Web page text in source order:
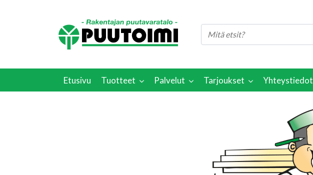
Etusivu Tuotteet Palvelut Tarjoukset Yhteystiedot